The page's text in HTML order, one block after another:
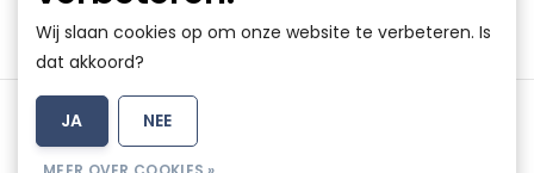
Algemene voorwaarden
Sitemap
Wij slaan cookies op om onze website te verbeteren. Is
dat akkoord?
JA NEE